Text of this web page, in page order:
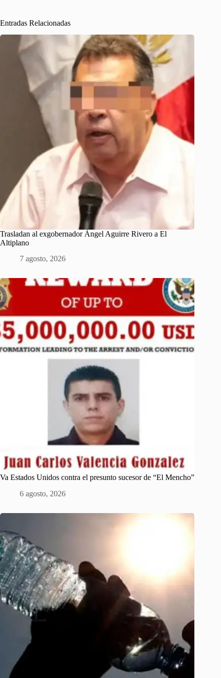
Entradas Relacionadas
Trasladan al exgobernador Ángel Aguirre Rivero a El
Altiplano
7 agosto, 2026
Va Estados Unidos contra el presunto sucesor de “El Mencho”
6 agosto, 2026